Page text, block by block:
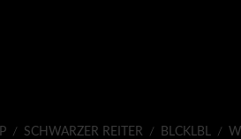
/ SCHWARZER REITER / BLCKLBL /